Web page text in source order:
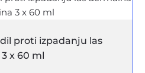
proti izpadanju las
x 60 ml